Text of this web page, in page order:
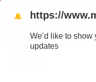
Tenemos envios a todo
realizan 48 hs habiles
MAYOR se envian 7
🔔 https://
We’d like to
updates